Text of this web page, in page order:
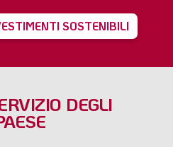
SOSTENIBILI
DEGLI